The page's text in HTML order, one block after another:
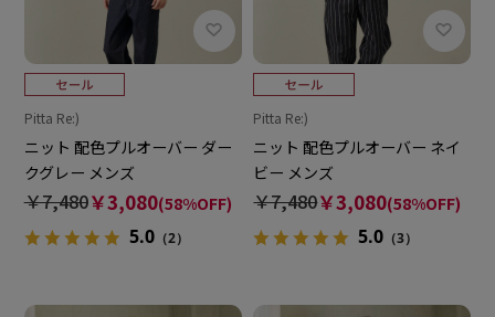
Pitta Re:)
ニット 配色プルオーバー ダー
クグレー メンズ
￥7,480￥3,080(58%OFF)
5.0（2）
Pitta Re:)
ニット 配色プルオーバー ネイ
ビー メンズ
￥7,480￥3,080(58%OFF)
5.0 （3）